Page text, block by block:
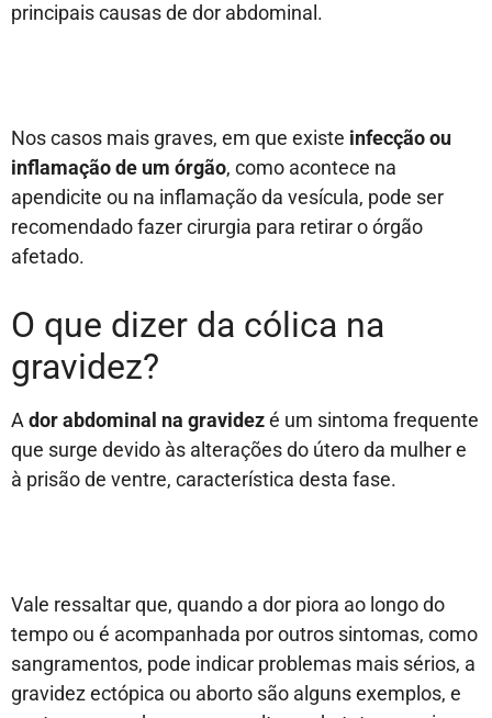
principais causas de dor abdominal.
Nos casos mais graves, em que existe infecção ou
inflamação de um órgão, como acontece na
apendicite ou na inflamação da vesícula, pode ser
recomendado fazer cirurgia para retirar o órgão
afetado.
O que dizer da cólica na
gravidez?
Ador abdominal na gravidezé um sintoma frequente
que surge devido às alterações do útero da mulher e
à prisão de ventre, característica desta fase.
Vale ressaltar que, quando a dor piora ao longo do
tempo ou é acompanhada por outros sintomas, como
sangramentos, pode indicar problemas mais sérios, a
gravidez ectópica ou aborto são alguns exemplos, e